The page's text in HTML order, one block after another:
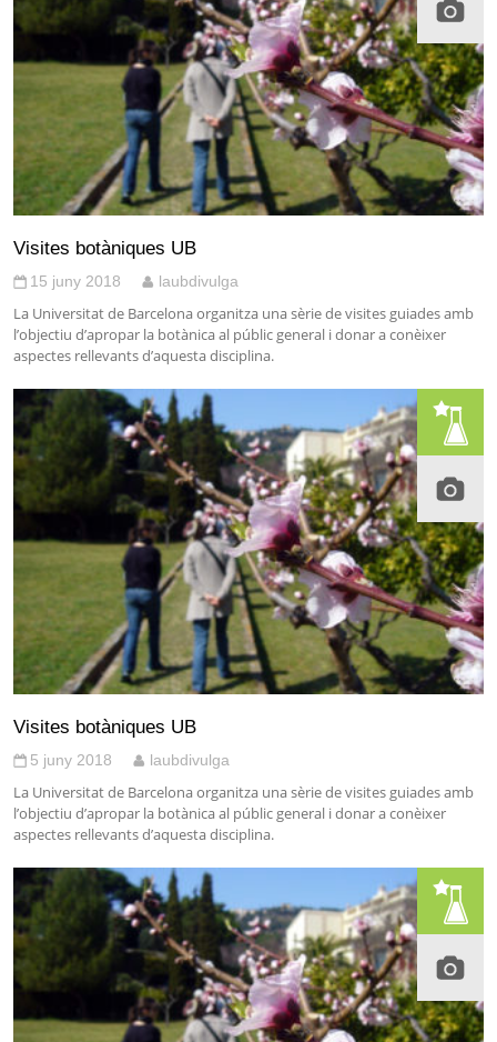
Visites botàniques UB
15 juny 2018 laubdivulga
La Universitat de Barcelona organitza una sèrie de visites guiades amb
l’objectiu d’apropar la botànica al públic general i donar a conèixer
aspectes rellevants d’aquesta disciplina.
Visites botàniques UB
5 juny 2018 laubdivulga
La Universitat de Barcelona organitza una sèrie de visites guiades amb
l’objectiu d’apropar la botànica al públic general i donar a conèixer
aspectes rellevants d’aquesta disciplina.